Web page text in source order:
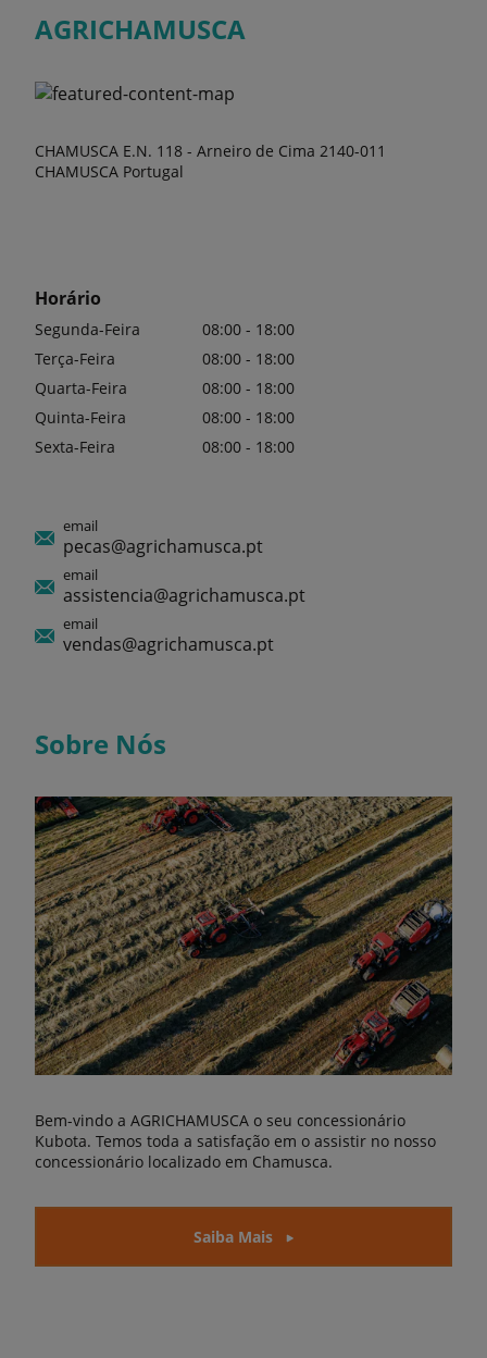
AGRICHAMUSCA
CHAMUSCA E.N. 118 - Arneiro de Cima 2140-011
CHAMUSCA Portugal
Horário
Segunda-Feira
08:00 - 18:00
Terça-Feira
08:00 - 18:00
Quarta-Feira
08:00 - 18:00
Quinta-Feira
08:00 - 18:00
Sexta-Feira
08:00 - 18:00
email
pecas@agrichamusca.pt
email
assistencia@agrichamusca.pt
email
vendas@agrichamusca.pt
Sobre Nós
Bem-vindo a AGRICHAMUSCA o seu concessionário
Kubota. Temos toda a satisfação em o assistir no nosso
concessionário localizado em Chamusca.
Saiba Mais